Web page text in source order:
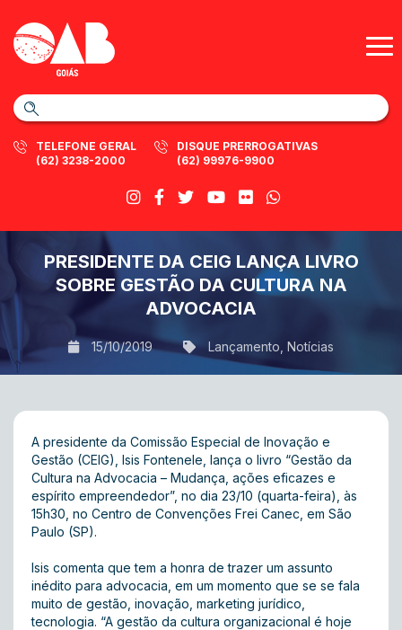
TELEFONE GERAL
(62) 3238-2000
DISQUE PRERROGATIVAS
(62) 99976-9900
PRESIDENTE DA CEIG LANÇA LIVRO
SOBRE GESTÃO DA CULTURA NA
ADVOCACIA
15/10/2019 Lançamento Notícias
A presidente da Comissão Especial de Inovação e
Gestão (CEIG), Isis Fontenele, lança o livro “Gestão da
Cultura na Advocacia – Mudança, ações eficazes e
espírito empreendedor”, no dia 23/10 (quarta-feira), às
15h30, no Centro de Convenções Frei Canec, em São
Paulo (SP).
Isis comenta que tem a honra de trazer um assunto
inédito para advocacia, em um momento que se se fala
muito de gestão, inovação, marketing jurídico,
tecnologia. “A gestão da cultura organizacional é hoje